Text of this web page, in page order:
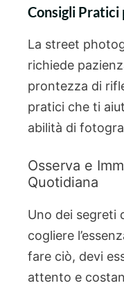
Consigli
La street
richiede
prontezza di
pratici che ti
abilità di
Osserva e
Quotidiana
Uno dei segreti
cogliere
fare ciò, devi
attento e